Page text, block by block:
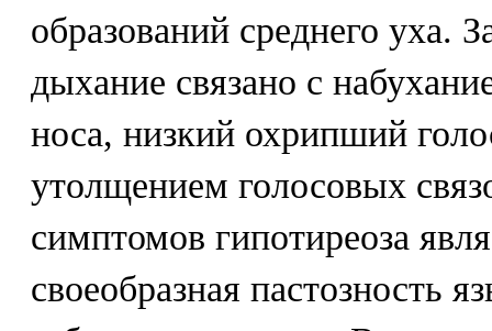
образований среднего уха.
дыхание связано с
носа, низкий охрипший
утолщением голосовых
симптомов гипотиреоза
своеобразная пастозность